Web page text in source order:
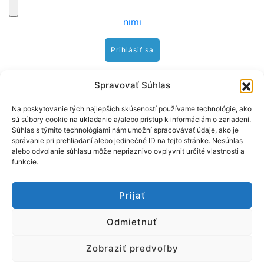
Spravovať Súhlas
Na poskytovanie tých najlepších skúseností používame technológie, ako
sú súbory cookie na ukladanie a/alebo prístup k informáciám o zariadení.
Súhlas s týmito technológiami nám umožní spracovávať údaje, ako je
správanie pri prehliadaní alebo jedinečné ID na tejto stránke. Nesúhlas
alebo odvolanie súhlasu môže nepriaznivo ovplyvniť určité vlastnosti a
funkcie.
Prijať
Odmietnuť
Zobraziť predvoľby
nimi
Hybe
24°C
vietor: 1.3 m/s NE